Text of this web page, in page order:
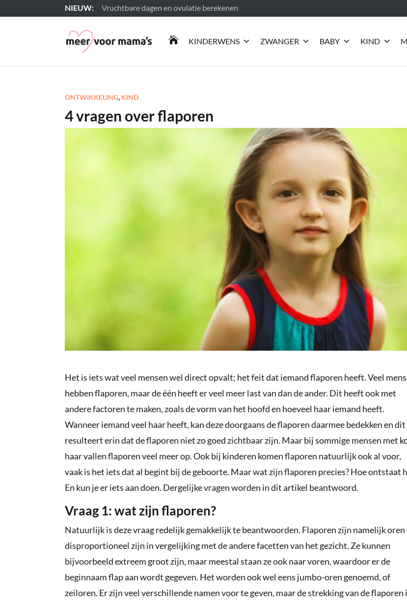
Vruchtbare dagen en ovulatie berekenen
Lees meer
 KINDERWENS ZWANGER BABY KIND
ONTWIKKELING, KIND
4 vragen over flaporen
Het is iets wat veel mensen wel direct opvalt; het feit dat iemand flaporen heeft. Veel
hebben flaporen, maar de één heeft er veel meer last van dan de ander. Dit heeft ook met
andere factoren te maken, zoals de vorm van het hoofd en hoeveel haar iemand heeft.
Wanneer iemand veel haar heeft, kan deze doorgaans de flaporen daarmee bedekken en dit
resulteert erin dat de flaporen niet zo goed zichtbaar zijn. Maar bij sommige mensen met
haar vallen flaporen veel meer op. Ook bij kinderen komen flaporen natuurlijk ook al voor,
vaak is het iets dat al begint bij de geboorte. Maar wat zijn flaporen precies? Hoe ontstaat
En kun je er iets aan doen. Dergelijke vragen worden in dit artikel beantwoord.
Vraag 1: wat zijn flaporen?
Natuurlijk is deze vraag redelijk gemakkelijk te beantwoorden. Flaporen zijn namelijk oren
disproportioneel zijn in vergelijking met de andere facetten van het gezicht. Ze kunnen
bijvoorbeeld extreem groot zijn, maar meestal staan ze ook naar voren, waardoor er de
beginnaam flap aan wordt gegeven. Het worden ook wel eens jumbo-oren genoemd, of
zeiloren. Er zijn veel verschillende namen voor te geven, maar de strekking van de flaporen